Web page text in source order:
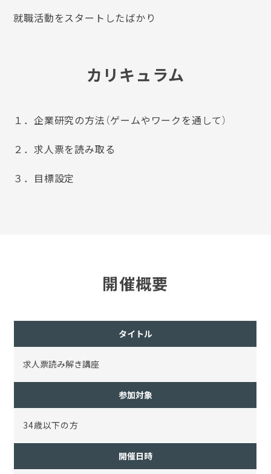
就職活動をスタートしたばかり
カリキュラム
１．企業研究の方法（ゲームやワークを通して）
２．求人票を読み取る
３．目標設定
開催概要
タイトル
求人票読み解き講座
参加対象
34歳以下の方
開催日時